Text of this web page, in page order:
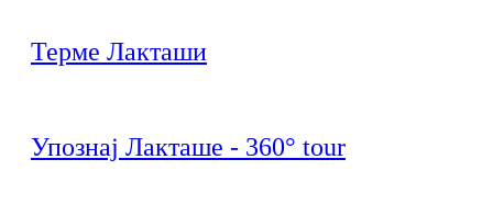
Терме Лакташи
Упознај Лакташе - 360° tour